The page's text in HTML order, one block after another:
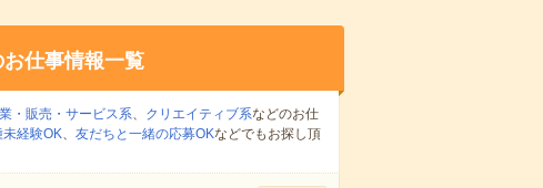
仕事情報一覧
・販売・サービス系、 クリエイティブ系などのお仕
未経験OK、 友だちと一緒の応募OKなどでもお探し頂